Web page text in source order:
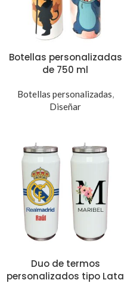
Botellas personalizadas
de 750 ml
Botellas personalizadas,
Diseñar
Duo de termos
personalizados tipo Lata